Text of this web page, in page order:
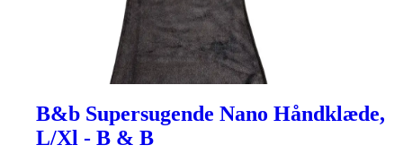
B&b Supersugende Nano Håndklæde,
L/Xl - B & B